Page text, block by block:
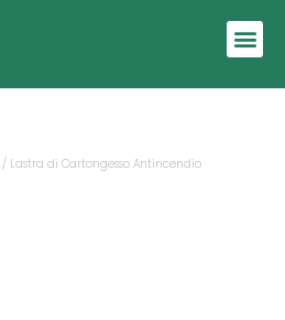
/ Lastra di Cartongesso Antincendio